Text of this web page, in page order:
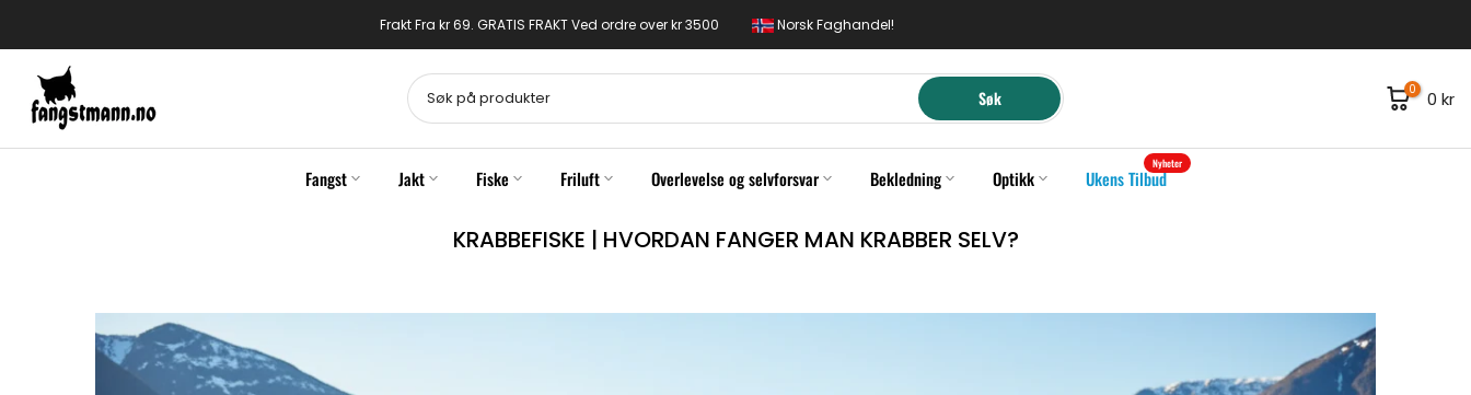
til
innhold
Frakt Fra kr 69. GRATIS FRAKT Ved ordre over kr 3500 Norsk Faghandel!
Søk 0 0 kr
Fangst Jakt Fiske Friluft Overlevelse og selvforsvar Bekledning Optikk Ukens Tilbud
Nyheter
KRABBEFISKE | HVORDAN FANGER MAN KRABBER SELV?